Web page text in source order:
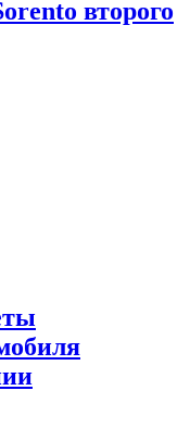
второго